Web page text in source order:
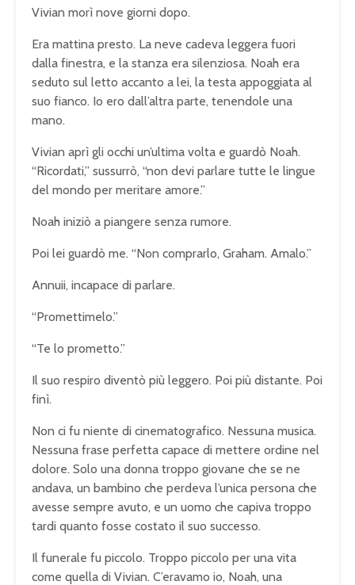
Vivian morì nove giorni dopo.
Era mattina presto. La neve cadeva leggera fuori
dalla finestra, e la stanza era silenziosa. Noah era
seduto sul letto accanto a lei, la testa appoggiata al
suo fianco. Io ero dall’altra parte, tenendole una
mano.
Vivian aprì gli occhi un’ultima volta e guardò Noah.
“Ricordati,” sussurrò, “non devi parlare tutte le lingue
del mondo per meritare amore.”
Noah iniziò a piangere senza rumore.
Poi lei guardò me. “Non comprarlo, Graham. Amalo.”
Annuii, incapace di parlare.
“Promettimelo.”
“Te lo prometto.”
Il suo respiro diventò più leggero. Poi più distante. Poi
finì.
Non ci fu niente di cinematografico. Nessuna musica.
Nessuna frase perfetta capace di mettere ordine nel
dolore. Solo una donna troppo giovane che se ne
andava, un bambino che perdeva l’unica persona che
avesse sempre avuto, e un uomo che capiva troppo
tardi quanto fosse costato il suo successo.
Il funerale fu piccolo. Troppo piccolo per una vita
come quella di Vivian. C’eravamo io, Noah, una